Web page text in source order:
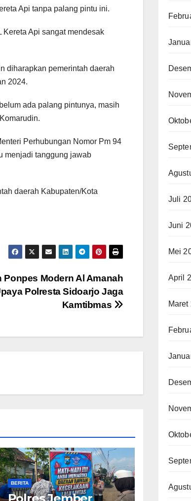
Api tanpa palang pintu ini.
Api sangat mendesak
diharapkan pemerintah daerah
2024.
ada palang pintunya, masih
Perhubungan Nomor Pm 94
menjadi tanggung jawab
daerah Kabupaten/Kota
Ponpes Modern Al Amanah
Polresta Sidoarjo Jaga
Kamtibmas
BERITA
Polres Jember
Juli
Juni
Mei
April
Maret